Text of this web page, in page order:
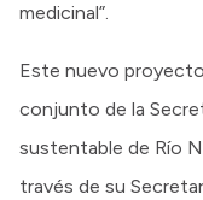
medicinal”.
Este nuevo
conjunto de la
sustentable de Río
través de su